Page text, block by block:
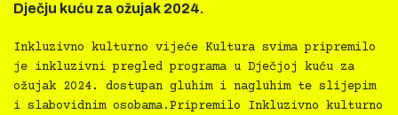
Dječju kuću za ožujak 2024.
Inkluzivno kulturno vijeće Kultura svima pripremilo
je inkluzivni pregled programa u Dječjoj kuću za
ožujak 2024. dostupan gluhim i nagluhim te slijepim
i slabovidnim osobama.Pripremilo Inkluzivno kulturno